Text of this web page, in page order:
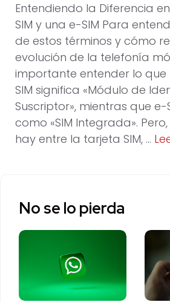
Entendiendo la Diferencia
SIM y una e-SIM Para
de estos términos y cómo
evolución de la telefonía
importante entender lo que
SIM significa «Módulo de
Suscriptor», mientras que
como «SIM Integrada».
hay entre la tarjeta SIM, …
No se lo pierda